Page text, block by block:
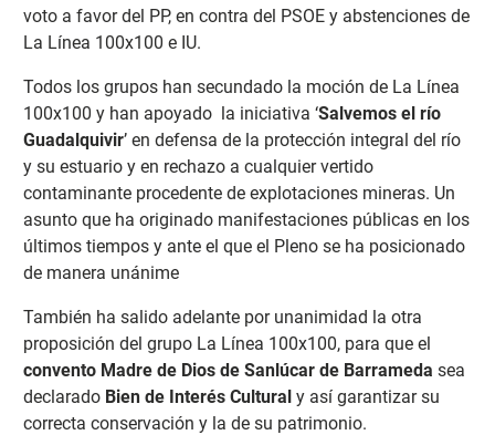
voto a favor del PP, en contra del PSOE y abstenciones de
La Línea 100x100 e IU.
Todos los grupos han secundado la moción de La Línea
100x100 y han apoyado la iniciativa ‘Salvemos el río
Guadalquivir’ en defensa de la protección integral del río
y su estuario y en rechazo a cualquier vertido
contaminante procedente de explotaciones mineras. Un
asunto que ha originado manifestaciones públicas en los
últimos tiempos y ante el que el Pleno se ha posicionado
de manera unánime
También ha salido adelante por unanimidad la otra
proposición del grupo La Línea 100x100, para que el
convento Madre de Dios de Sanlúcar de Barrameda sea
declaradoBien de Interés Culturaly así garantizar su
correcta conservación y la de su patrimonio.